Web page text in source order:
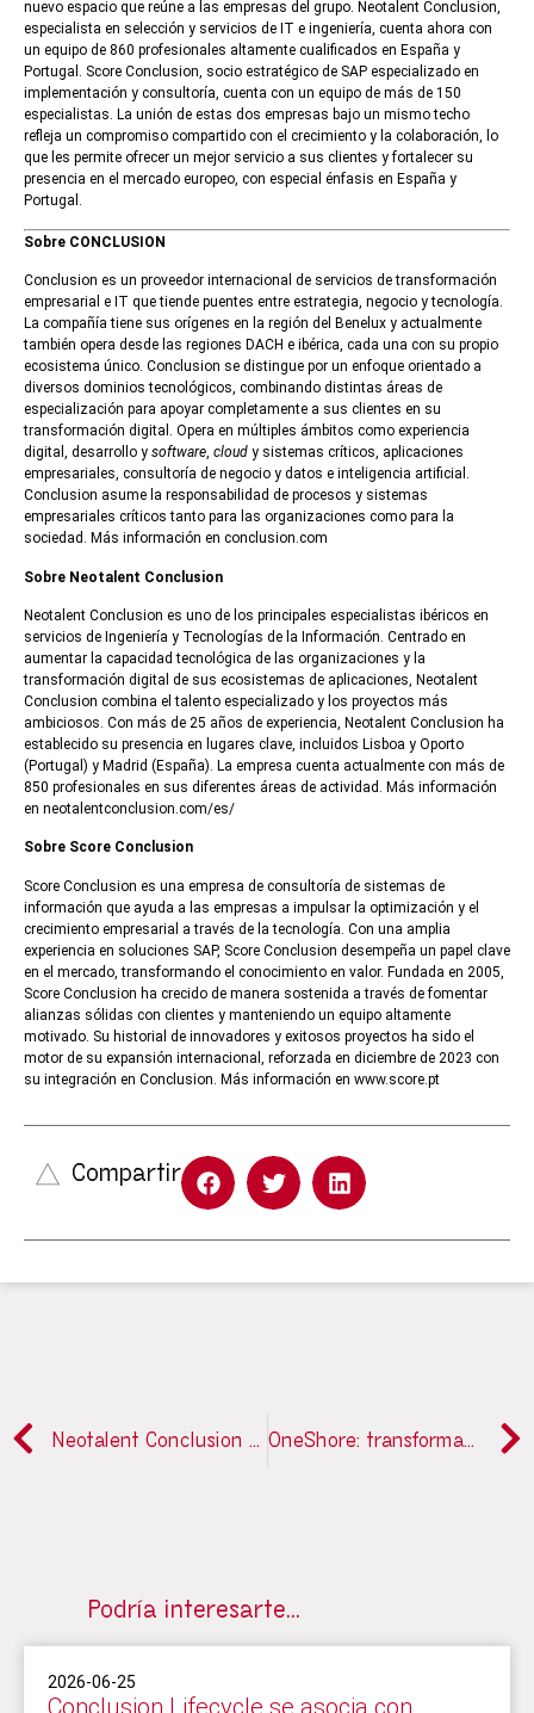
nuevo espacio que reúne a las empresas del grupo. Neotalent Conclusion,
especialista en selección y servicios de IT e ingeniería, cuenta ahora con
un equipo de 860 profesionales altamente cualificados en España y
Portugal. Score Conclusion, socio estratégico de SAP especializado en
implementación y consultoría, cuenta con un equipo de más de 150
especialistas. La unión de estas dos empresas bajo un mismo techo
refleja un compromiso compartido con el crecimiento y la colaboración, lo
que les permite ofrecer un mejor servicio a sus clientes y fortalecer su
presencia en el mercado europeo, con especial énfasis en España y
Portugal.
Sobre CONCLUSION
Conclusion es un proveedor internacional de servicios de transformación
empresarial e IT que tiende puentes entre estrategia, negocio y tecnología.
La compañía tiene sus orígenes en la región del Benelux y actualmente
también opera desde las regiones DACH e ibérica, cada una con su propio
ecosistema único. Conclusion se distingue por un enfoque orientado a
diversos dominios tecnológicos, combinando distintas áreas de
especialización para apoyar completamente a sus clientes en su
transformación digital. Opera en múltiples ámbitos como experiencia
digital, desarrollo y software, cloud y sistemas críticos, aplicaciones
empresariales, consultoría de negocio y datos e inteligencia artificial.
Conclusion asume la responsabilidad de procesos y sistemas
empresariales críticos tanto para las organizaciones como para la
sociedad. Más información en conclusion.com
Sobre Neotalent Conclusion
Neotalent Conclusion es uno de los principales especialistas ibéricos en
servicios de Ingeniería y Tecnologías de la Información. Centrado en
aumentar la capacidad tecnológica de las organizaciones y la
transformación digital de sus ecosistemas de aplicaciones, Neotalent
Conclusion combina el talento especializado y los proyectos más
ambiciosos. Con más de 25 años de experiencia, Neotalent Conclusion ha
establecido su presencia en lugares clave, incluidos Lisboa y Oporto
(Portugal) y Madrid (España). La empresa cuenta actualmente con más de
850 profesionales en sus diferentes áreas de actividad. Más información
en neotalentconclusion.com/es/
Sobre Score Conclusion
Score Conclusion es una empresa de consultoría de sistemas de
información que ayuda a las empresas a impulsar la optimización y el
crecimiento empresarial a través de la tecnología. Con una amplia
experiencia en soluciones SAP, Score Conclusion desempeña un papel clave
en el mercado, transformando el conocimiento en valor. Fundada en 2005,
Score Conclusion ha crecido de manera sostenida a través de fomentar
alianzas sólidas con clientes y manteniendo un equipo altamente
motivado. Su historial de innovadores y exitosos proyectos ha sido el
motor de su expansión internacional, reforzada en diciembre de 2023 con
su integración en Conclusion. Más información en www.score.pt
Compartir
Neotalent Conclusion refuerza su presencia estratégica en la Península Ibérica para la gestión del talento tecnológico OneShore: transformando la colaboración global en IT
Podría interesarte…
2026-06-25
Conclusion Lifecycle se asocia con